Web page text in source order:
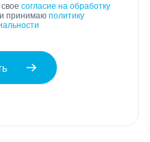
согласие на обработку
и принимаю политику